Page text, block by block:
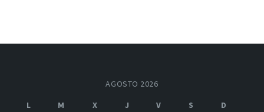
AGOSTO 2026
L
M X J V S
D